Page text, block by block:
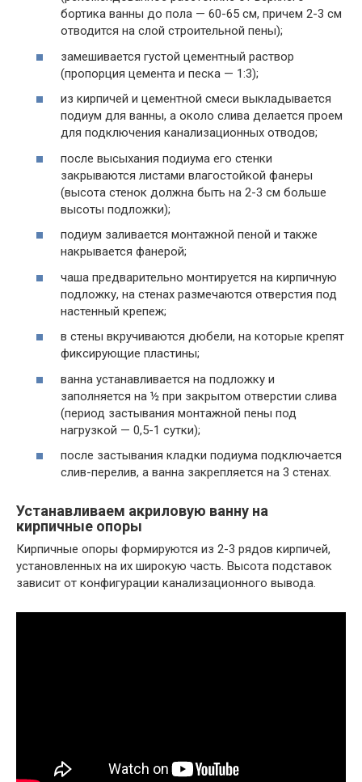
бортика ванны до пола — 60-65 см, причем 2-3 см
отводится на слой строительной пены);
замешивается густой цементный раствор
(пропорция цемента и песка — 1:3);
из кирпичей и цементной смеси выкладывается
подиум для ванны, а около слива делается проем
для подключения канализационных отводов;
после высыхания подиума его стенки
закрываются листами влагостойкой фанеры
(высота стенок должна быть на 2-3 см больше
высоты подложки);
подиум заливается монтажной пеной и также
накрывается фанерой;
чаша предварительно монтируется на кирпичную
подложку, на стенах размечаются отверстия под
настенный крепеж;
в стены вкручиваются дюбели, на которые крепят
фиксирующие пластины;
ванна устанавливается на подложку и
заполняется на ½ при закрытом отверстии слива
(период застывания монтажной пены под
нагрузкой — 0,5-1 сутки);
после застывания кладки подиума подключается
слив-перелив, а ванна закрепляется на 3 стенах.
Устанавливаем акриловую ванну на
кирпичные опоры
Кирпичные опоры формируются из 2-3 рядов кирпичей,
установленных на их широкую часть. Высота подставок
зависит от конфигурации канализационного вывода.